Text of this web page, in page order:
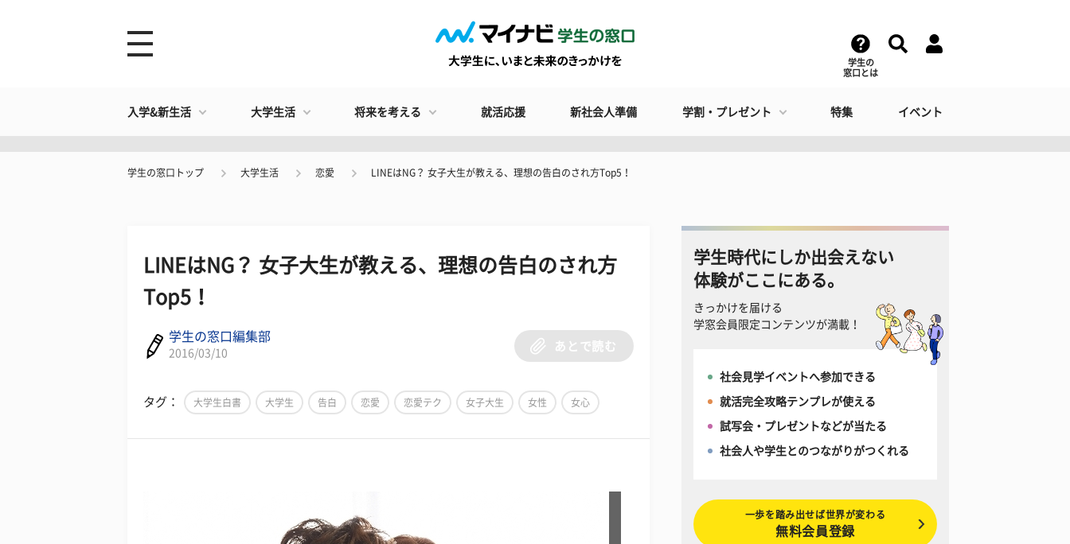
学生の
窓口とは
入学&新生活 大学生活 将来を考える 就活応援 新社会人準備 学割・プレゼント 特集 イベント
学生の窓口トップ 大学生活 恋愛 LINEはNG？ 女子大生が教える、理想の告白のされ方Top5！
LINEはNG？ 女子大生が教える、理想の告白のされ方
Top5！
学生の窓口編集部
2016/03/10
あとで読む
タグ： 大学生白書 大学生 告白 恋愛 恋愛テク 女子大生 女性 女心
学生時代にしか出会えない
体験がここにある。
きっかけを届ける
学窓会員限定コンテンツが満載！
社会見学イベントへ参加できる
就活完全攻略テンプレが使える
試写会・プレゼントなどが当たる
社会人や学生とのつながりがつくれる
一歩を踏み出せば世界が変わる
無料会員登録